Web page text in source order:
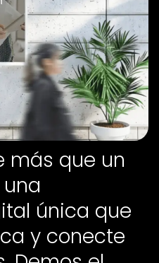
más que un
única que
y conecte